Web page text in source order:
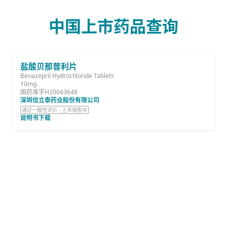
中国上市药品查询
盐酸贝那普利片
Benazepril Hydrochloride Tablets
10mg
国药准字H20043648
深圳信立泰药业股份有限公司
通过一致性评价 · 上市销售中
说明书下载